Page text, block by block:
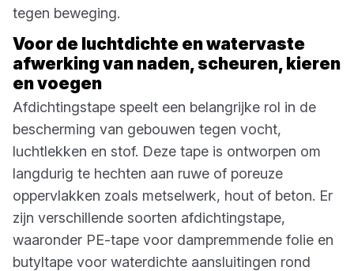
tegen beweging.
Voor de luchtdichte en watervaste
afwerking van naden, scheuren, kieren
en voegen
Afdichtingstape speelt een belangrijke rol in de
bescherming van gebouwen tegen vocht,
luchtlekken en stof. Deze tape is ontworpen om
langdurig te hechten aan ruwe of poreuze
oppervlakken zoals metselwerk, hout of beton. Er
zijn verschillende soorten afdichtingstape,
waaronder PE-tape voor dampremmende folie en
butyltape voor waterdichte aansluitingen rond